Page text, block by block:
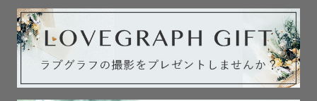
ます。
ゲスト様のかけがえのない瞬間をカタチにして、数日後や
数年後に写真を見返したときに幸せを感じでもらえるよう
な写真を残したいです！
【お問い合わせ】